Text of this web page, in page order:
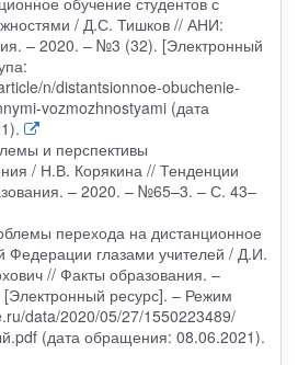
/ Д.С. Тишков // АНИ:
– 2020. – №3 (32). [Электронный
n/distantsionnoe-obuchenie-
vozmozhnostyami (дата
и перспективы
/ Н.В. Корякина // Тенденции
– 2020. – №65–3. – С. 43–
перехода на дистанционное
Федерации глазами учителей / Д.И.
// Факты образования. –
ресурс]. – Режим
data/2020/05/27/1550223489/
(дата обращения: 08.06.2021).